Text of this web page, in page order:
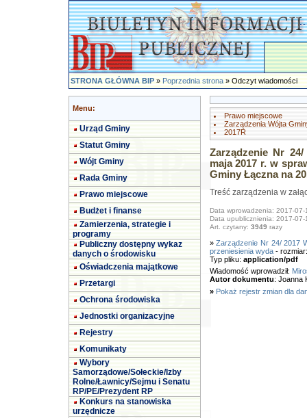
STRONA GŁÓWNA BIP»Poprzednia strona» Odczyt wiadomości
Menu:
Urząd Gminy
Statut Gminy
Wójt Gminy
Rada Gminy
Prawo miejscowe
Budżet i finanse
Zamierzenia, strategie i
programy
Publiczny dostępny wykaz
danych o środowisku
Oświadczenia majątkowe
Przetargi
Ochrona środowiska
Jednostki organizacyjne
Rejestry
Komunikaty
Wybory
Samorządowe/Sołeckie/Izby
Rolne/Ławnicy/Sejmu i Senatu
RP/PE/Prezydent RP
Konkurs na stanowiska
urzędnicze
Prawo miejscowe
Zarządzenia Wójta
2017R
Zarządzenie Nr
maja 2017 r. w
Gminy Łączna na
Treść zarządzenia w
Data wprowadzenia: 2017-07-
Data upublicznienia: 2017-07-
Art. czytany: 3949 razy
»Zarządzenie Nr 24/ 2017
przeniesienia wyda-
Typ pliku: application/pdf
Wiadomość wprowadził:
Autor dokumentu: Joanna
» Pokaż rejestr zmian dla